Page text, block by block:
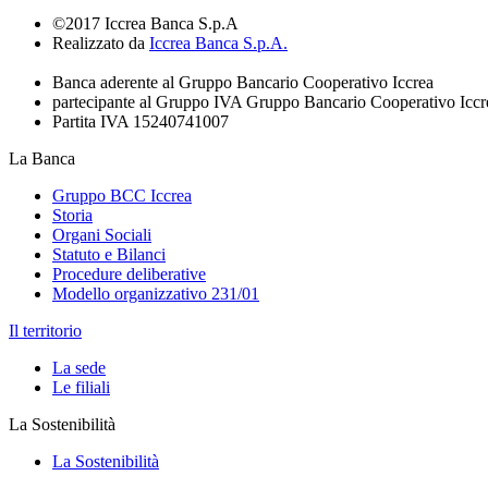
©2017 Iccrea Banca S.p.A
Realizzato da Iccrea Banca S.p.A.
Banca aderente al Gruppo Bancario Cooperativo Iccrea
partecipante al Gruppo IVA Gruppo Bancario Cooperativo
Partita IVA 15240741007
La Banca
Gruppo BCC Iccrea
Storia
Organi Sociali
Statuto e Bilanci
Procedure deliberative
Modello organizzativo 231/01
Il territorio
La sede
Le filiali
La Sostenibilità
La Sostenibilità